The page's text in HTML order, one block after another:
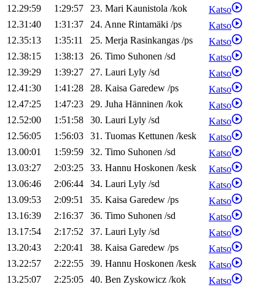
12.29:59
1:29:57 23. Mari Kaunistola /kok
Katso
12.31:40
1:31:37 24. Anne Rintamäki /ps
Katso
12.35:13
1:35:11 25. Merja Rasinkangas /ps
Katso
12.38:15
1:38:13 26. Timo Suhonen /sd
Katso
12.39:29
1:39:27 27. Lauri Lyly /sd
Katso
12.41:30
1:41:28 28. Kaisa Garedew /ps
Katso
12.47:25
1:47:23 29. Juha Hänninen /kok
Katso
12.52:00
1:51:58 30. Lauri Lyly /sd
Katso
12.56:05
1:56:03 31. Tuomas Kettunen /kesk
Katso
13.00:01
1:59:59 32. Timo Suhonen /sd
Katso
13.03:27
2:03:25 33. Hannu Hoskonen /kesk
Katso
13.06:46
2:06:44 34. Lauri Lyly /sd
Katso
13.09:53
2:09:51 35. Kaisa Garedew /ps
Katso
13.16:39
2:16:37 36. Timo Suhonen /sd
Katso
13.17:54
2:17:52 37. Lauri Lyly /sd
Katso
13.20:43
2:20:41 38. Kaisa Garedew /ps
Katso
13.22:57
2:22:55 39. Hannu Hoskonen /kesk
Katso
13.25:07
2:25:05 40. Ben Zyskowicz /kok
Katso